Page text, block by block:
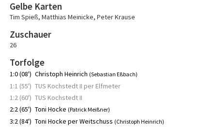
Gelbe Karten
Tim Spieß, Matthias Meinicke, Peter Krause
Zuschauer
26
Torfolge
1:0 (08') Christoph Heinrich (Sebastian Eßbach)
1:1 (55') TUS Kochstedt II per Elfmeter
1:2 (60') TUS Kochstedt II
2:2 (65') Toni Hocke (Patrick Meißner)
3:2 (84') Toni Hocke per Weitschuss (Christoph Heinrich)